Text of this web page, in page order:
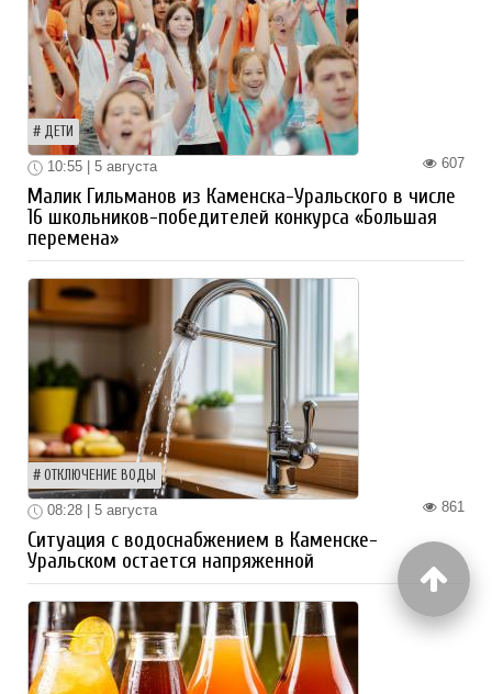
ДЕТИ
607
10:55 | 5 августа
Малик Гильманов из Каменска-Уральского в числе
16 школьников-победителей конкурса «Большая
перемена»
ОТКЛЮЧЕНИЕ ВОДЫ
861
08:28 | 5 августа
Ситуация с водоснабжением в Каменске-
Уральском остается напряженной